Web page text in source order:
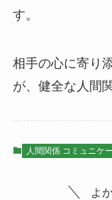
す。
相手の心に寄り
が、健全な人間
人間関係 コミュニケ
よ